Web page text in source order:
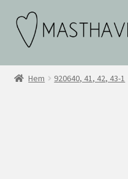
Hoppa
till
navigering
Hoppa
till
innehåll
WEBBUTIK
Testar
Hem 920640, 41, 42, 43-1